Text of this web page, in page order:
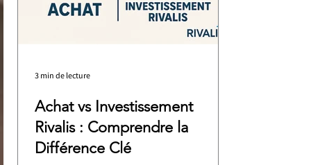
Achat vs Investissement
Rivalis : Comprendre la
Différence Clé
3 min de lecture